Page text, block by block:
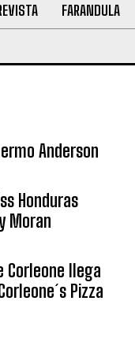
FARANDULA
Anderson
Honduras
Moran
Corleone llega
Pizza